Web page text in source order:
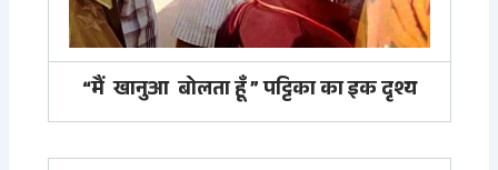
“मैं खानुआ बोलता हूँ ” पट्टिका का इक दृश्य